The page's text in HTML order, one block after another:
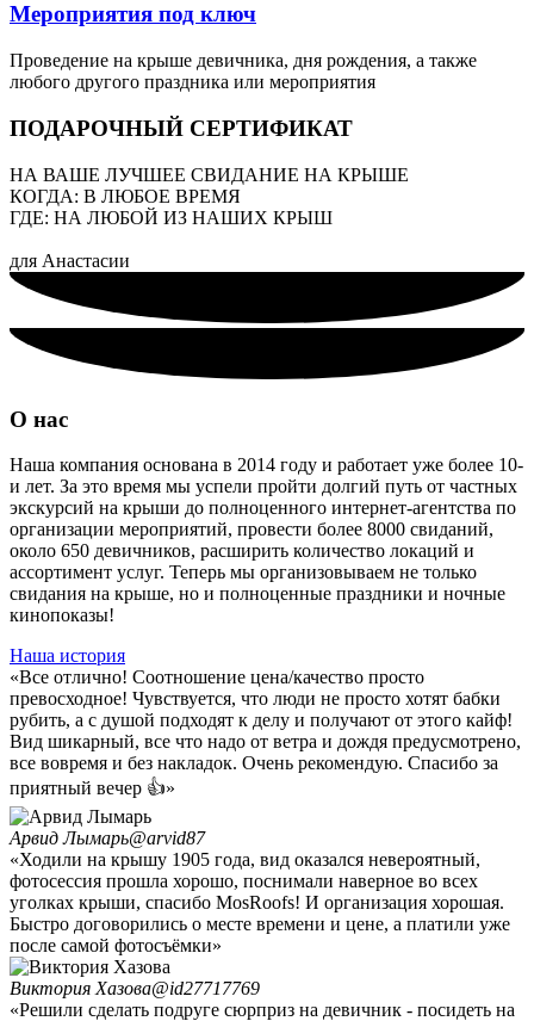
Мероприятия под ключ
Проведение на крыше девичника, дня рождения, а также
любого другого праздника или мероприятия​
ПОДАРОЧНЫЙ СЕРТИФИКАТ
НА ВАШЕ ЛУЧШЕЕ СВИДАНИЕ НА КРЫШЕ
КОГДА: В ЛЮБОЕ ВРЕМЯ
ГДЕ: НА ЛЮБОЙ ИЗ НАШИХ КРЫШ
для Анастасии
О нас
Наша компания основана в 2014 году и работает уже более 10-
и лет. За это время мы успели пройти долгий путь от частных
экскурсий на крыши до полноценного интернет-агентства по
организации мероприятий, провести более 8000 свиданий,
около 650 девичников, расширить количество локаций и
ассортимент услуг. Теперь мы организовываем не только
свидания на крыше, но и полноценные праздники и ночные
кинопоказы!
Наша история
«‎Все отлично! Соотношение цена/качество просто
превосходное! Чувствуется, что люди не просто хотят бабки
рубить, а с душой подходят к делу и получают от этого кайф!
Вид шикарный, все что надо от ветра и дождя предусмотрено,
все вовремя и без накладок. Очень рекомендую. Спасибо за
приятный вечер 👍»‎
Арвид Лымарь@arvid87
«‎Ходили на крышу 1905 года, вид оказался невероятный,
фотосессия прошла хорошо, поснимали наверное во всех
уголках крыши, спасибо MosRoofs! И организация хорошая.
Быстро договорились о месте времени и цене, а платили уже
после самой фотосъёмки»‎
Виктория Хазова@id27717769
«‎Решили сделать подруге сюрприз на девичник - посидеть на